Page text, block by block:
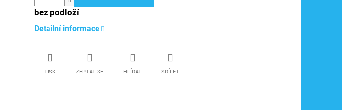
bez podloží
Detailní informace
TISK ZEPTAT SE HLÍDAT SDÍLET